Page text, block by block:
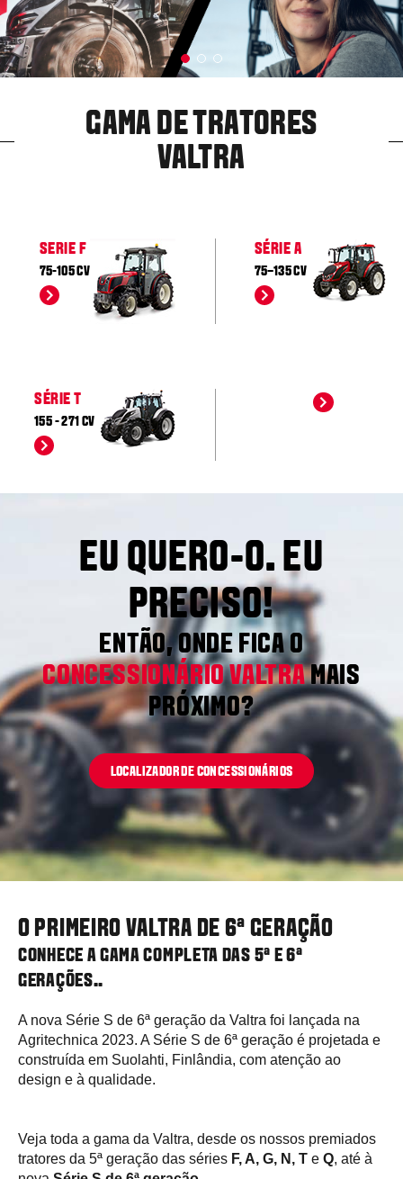
GAMA DE TRATORES
VALTRA
SERIE F
75-105 CV
SÉRIE A
75–135 CV
SÉRIE T
155 - 271 CV
EU QUERO-O. EU
PRECISO!
ENTÃO, ONDE FICA O
CONCESSIONÁRIO VALTRAMAIS
PRÓXIMO?
LOCALIZADOR DE CONCESSIONÁRIOS
O PRIMEIRO VALTRA DE 6ª GERAÇÃO
CONHECE A GAMA COMPLETA DAS 5ª E 6ª
GERAÇÕES..
A nova Série S de 6ª geração da Valtra foi lançada na
Agritechnica 2023. A Série S de 6ª geração é projetada e
construída em Suolahti, Finlândia, com atenção ao
design e à qualidade.
Veja toda a gama da Valtra, desde os nossos premiados
tratores da 5ª geração das séries F, A, G, N, T e Q, até à